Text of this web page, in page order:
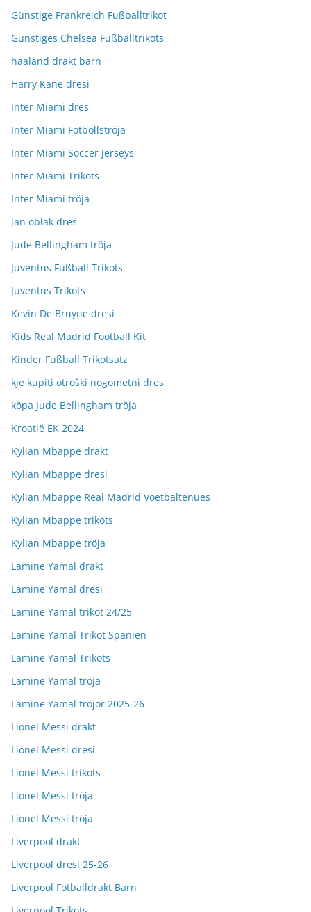
Günstige Frankreich Fußballtrikot
Günstiges Chelsea Fußballtrikots
haaland drakt barn
Harry Kane dresi
Inter Miami dres
Inter Miami Fotbollströja
Inter Miami Soccer Jerseys
Inter Miami Trikots
Inter Miami tröja
jan oblak dres
Jude Bellingham tröja
Juventus Fußball Trikots
Juventus Trikots
Kevin De Bruyne dresi
Kids Real Madrid Football Kit
Kinder Fußball Trikotsatz
kje kupiti otroški nogometni dres
köpa Jude Bellingham tröja
Kroatië EK 2024
Kylian Mbappe drakt
Kylian Mbappe dresi
Kylian Mbappe Real Madrid Voetbaltenues
Kylian Mbappe trikots
Kylian Mbappe tröja
Lamine Yamal drakt
Lamine Yamal dresi
Lamine Yamal trikot 24/25
Lamine Yamal Trikot Spanien
Lamine Yamal Trikots
Lamine Yamal tröja
Lamine Yamal tröjor 2025-26
Lionel Messi drakt
Lionel Messi dresi
Lionel Messi trikots
Lionel Messi tröja
Lionel Messi tröja
Liverpool drakt
Liverpool dresi 25-26
Liverpool Fotballdrakt Barn